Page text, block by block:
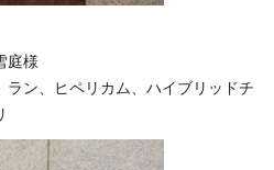
庭様
ン、ヒペリカム、ハイブリッドチ